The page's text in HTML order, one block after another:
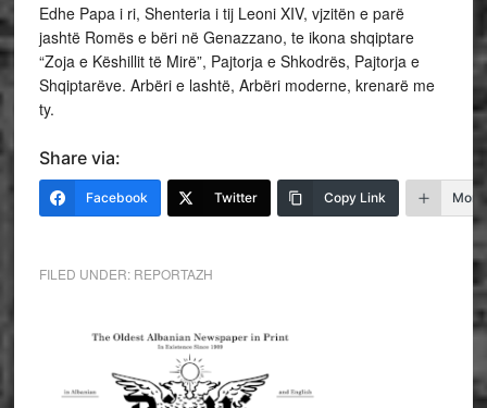
Edhe Papa i ri, Shenteria i tij Leoni XIV, vjzitën e parë
jashtë Romës e bëri në Genazzano, te ikona shqiptare
“Zoja e Këshillit të Mirë”, Pajtorja e Shkodrës, Pajtorja e
Shqiptarëve. Arbëri e lashtë, Arbëri moderne, krenarë me
ty.
Share via:
Facebook Twitter Copy Link More
FILED UNDER: REPORTAZH